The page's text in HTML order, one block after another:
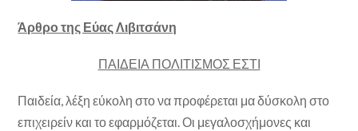
Άρθρο της Εύας Λιβιτσάνη
ΠΑΙΔΕΙΑ ΠΟΛΙΤΙΣΜΟΣ ΕΣΤΙ
Παιδεία, λέξη εύκολη στο να προφέρεται μα δύσκολη στο
επιχειρείν και το εφαρμόζεται. Οι μεγαλοσχήμονες και